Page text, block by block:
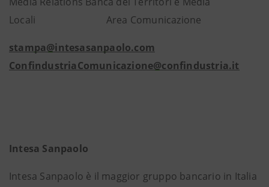
Locali Area Comunicazione
stampa@intesasanpaolo.com
ConfindustriaComunicazione@confindustria.it
Intesa Sanpaolo
Intesa Sanpaolo è il maggior gruppo bancario in Italia